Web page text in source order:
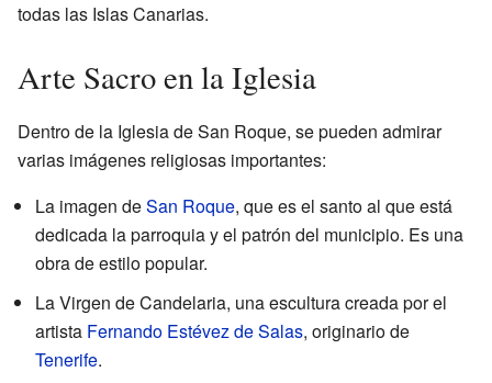
todas las Islas Canarias.
Arte Sacro en la Iglesia
Dentro de la Iglesia de San Roque, se pueden admirar
varias imágenes religiosas importantes:
La imagen deSan Roque, que es el santo al que está
dedicada la parroquia y el patrón del municipio. Es una
obra de estilo popular.
La Virgen de Candelaria, una escultura creada por el
artista Fernando Estévez de Salas, originario de
Tenerife.